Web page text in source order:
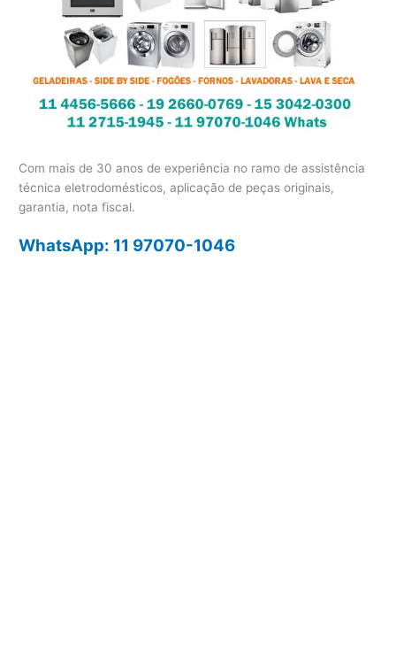
Com mais de 30 anos de experiência no ramo de assistência
técnica eletrodomésticos, aplicação de peças originais,
garantia, nota fiscal.
WhatsApp: 11 97070-1046